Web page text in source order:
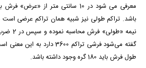
باشد. تراکم طولی نیز شبیه همان تراکم عرضی است
نیمه «طولی» فرش محاسبه نموده و سپس در 2 ضرب می‌کنند
طول فرش باید 180 گره وجود داشته باشد.